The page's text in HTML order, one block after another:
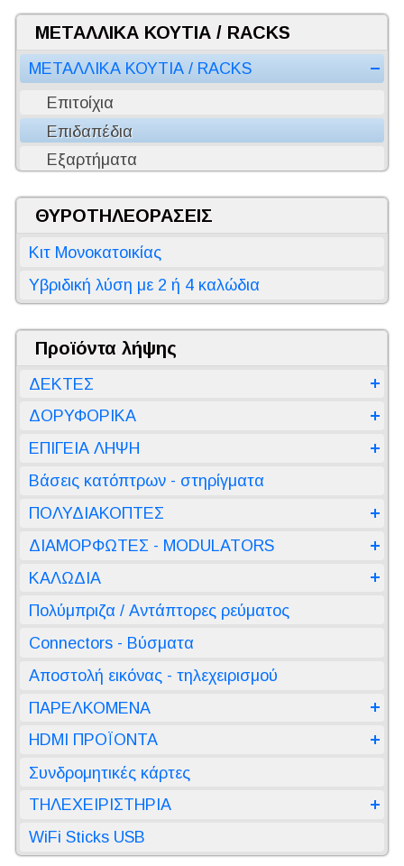
ΜΕΤΑΛΛΙΚΑ ΚΟΥΤΙΑ / RACKS
ΜΕΤΑΛΛΙΚΑ ΚΟΥΤΙΑ / RACKS
Επιτοίχια
Επιδαπέδια
Εξαρτήματα
ΘΥΡΟΤΗΛΕΟΡΑΣΕΙΣ
Κιτ Μονοκατοικίας
Υβριδική λύση με 2 ή 4 καλώδια
Προϊόντα λήψης
ΔΕΚΤΕΣ
ΔΟΡΥΦΟΡΙΚΑ
ΕΠΙΓΕΙΑ ΛΗΨΗ
Βάσεις κατόπτρων - στηρίγματα
ΠΟΛΥΔΙΑΚΟΠΤΕΣ
ΔΙΑΜΟΡΦΩΤΕΣ - MODULATORS
ΚΑΛΩΔΙΑ
Πολύμπριζα / Αντάπτορες ρεύματος
Connectors - Βύσματα
Αποστολή εικόνας - τηλεχειρισμού
ΠΑΡΕΛΚΟΜΕΝΑ
HDMI ΠΡΟΪΟΝΤΑ
Συνδρομητικές κάρτες
ΤΗΛΕΧΕΙΡΙΣΤΗΡΙΑ
WiFi Sticks USB